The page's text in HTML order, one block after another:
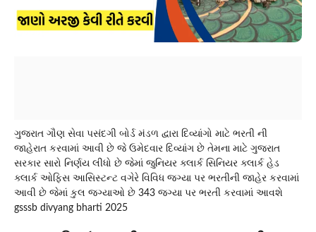
ગુજરાત ગૌણ સેવા પસંદગી બોર્ડ મંડળ દ્વારા દિવ્યાંગો માટે ભરતી ની
જાહેરાત કરવામાં આવી છે જે ઉમેદવાર દિવ્યાંગ છે તેમના માટે ગુજરાત
સરકાર સારો નિર્ણય લીધો છે જેમાં જુનિયર ક્લાર્ક સિનિયર ક્લાર્ક હેડ
ક્લાર્ક ઓફિસ આસિસ્ટન્ટ વગેરે વિવિધ જગ્યા પર ભરતીની જાહેર કરવામાં
આવી છે જેમાં કુલ જગ્યાઓ છે 343 જગ્યા પર ભરતી કરવામાં આવશે
gsssb divyang bharti 2025